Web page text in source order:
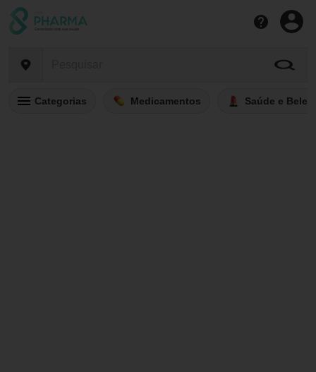
Categorias Medicamentos Saúde e